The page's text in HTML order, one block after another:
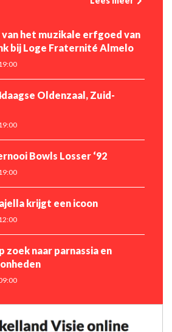
het muzikale erfgoed van
bij Loge Fraternité Almelo
Oldenzaal, Zuid-
Bowls Losser ‘92
krijgt een icoon
zoek naar parnassia en